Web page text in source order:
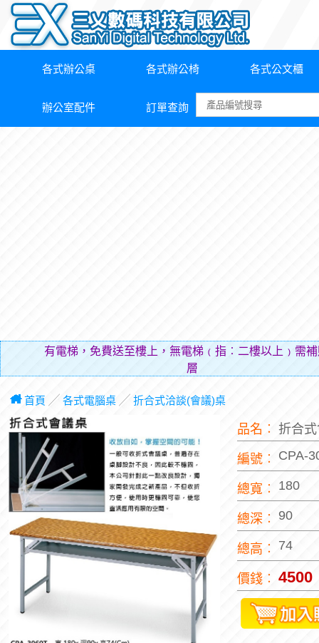
各式辦公桌 各式辦公椅 各式公文櫃
辦公室配件 訂單查詢
有電梯，免費送至樓上，無電梯﹙指︰二樓以上﹚需
層費用（
首頁 ╱ 各式電腦桌╱ 折合式洽談(會議)桌
品名︰ 折合
編號︰ CPA-
總寬︰ 180
總深︰ 90
總高︰ 74
價錢︰ 4500